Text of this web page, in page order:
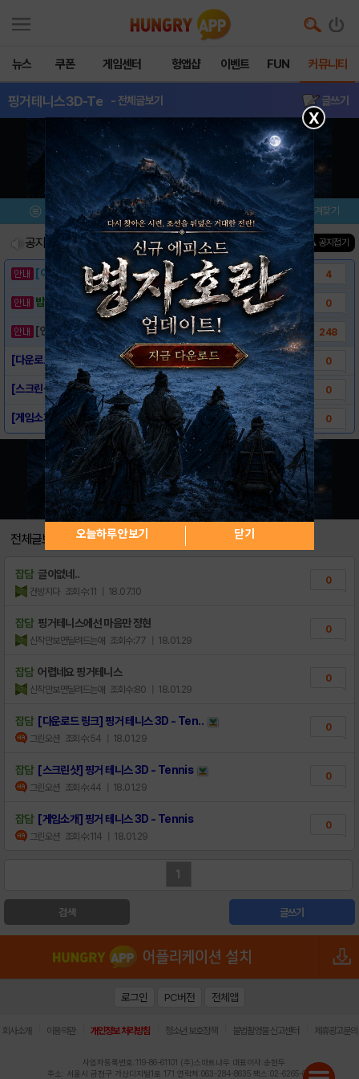
뉴스 쿠폰 게임센터 헝앱샵 이벤트 FUN 커뮤니티
핑거테니스3D-Te - 전체글보기 글쓰기
메뉴 이벤트/미션 설치/평가 즐겨찾기
공지사항 진행중인 이벤트0 ▲ 공지접기
[이벤트] 웃음으로 매일매일 해피! 유머 게시.. 4
밥알이의 헝앱통신 ⑲ “밥알이, 드디어 멀티를.. 0
[안내] 헝그리앱 필수 상식! 밥알 획득 안내.. 248
[다운로드 링크] 핑거 테니스 3D - Ten.. 0
[스크린샷] 핑거 테니스 3D - Tennis 0
[게임소개] 핑거 테니스 3D - Tennis 0
전체글보기
잡담 글이없네..
건방지다 조회수:11 | 18.07.10
0
잡담 핑거테니스에선 마음만 정현
신작만보면달려드는애 조회수:77 | 18.01.29
0
잡담 어렵네요 핑거테니스
신작만보면달려드는애 조회수:80 | 18.01.29
0
잡담 [다운로드 링크] 핑거 테니스 3D - Ten..
그린오션 조회수:54 | 18.01.29
0
잡담 [스크린샷] 핑거 테니스 3D - Tennis
그린오션 조회수:44 | 18.01.29
0
잡담 [게임소개] 핑거 테니스 3D - Tennis
그린오션 조회수:114 | 18.01.29
0
1
검색 글쓰기
X
오늘하루 안보기 닫기
로그인 PC버전 전체앱
회사소개 이용약관 개인정보 처리방침 청소년 보호정책 불법촬영물 신고센터 제휴광고문의
사업자등록번호:119-86-61101 (주)스마트나우 대표이사:송현두
주소: 서울시 금천구 가산디지털1로 171 연락처:063-284-8635 팩스:02-6265-0377